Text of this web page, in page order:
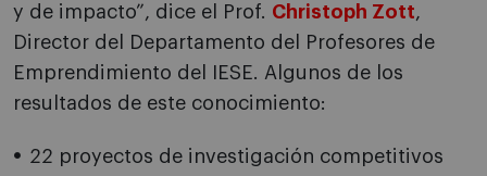
y de impacto”, dice el Prof. Christoph Zott
Director del Departamento del Profesores de
Emprendimiento del IESE. Algunos de los
resultados de este conocimiento:
22 proyectos de investigación competitivos